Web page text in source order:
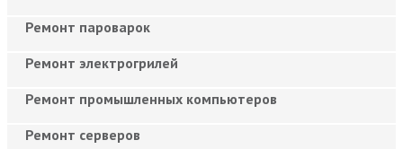
Ремонт пароварок
Ремонт электрогрилей
Ремонт промышленных компьютеров
Ремонт серверов